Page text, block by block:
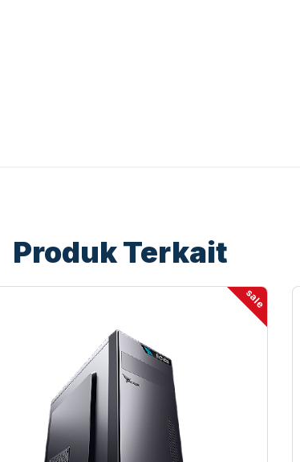
Produk Terkait
sale